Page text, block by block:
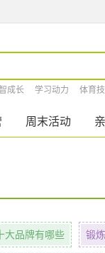
成长 学习动力 体育
周末活动
大品牌有哪些 锻